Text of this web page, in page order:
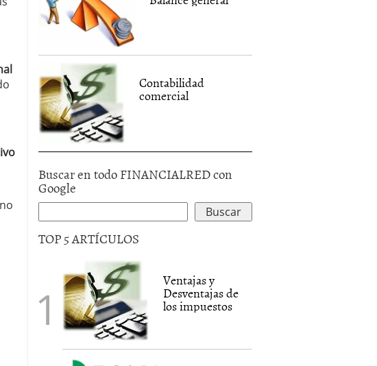
Contabilidad
comercial
Buscar en todo FINANCIALRED con
Google
TOP 5 ARTÍCULOS
Ventajas y
Desventajas de
los impuestos